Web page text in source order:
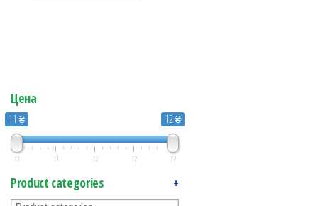
Цена
11 ₴ 12 ₴
11 11 12 12 12
Product categories +